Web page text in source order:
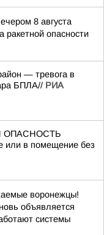
8 августа
ракетной опасности
— тревога в
БПЛА// РИА
ОПАСНОСТЬ
или в помещение без
воронежцы!
объявляется
системы